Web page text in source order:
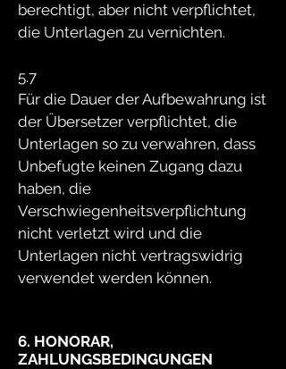
berechtigt, aber nicht verpflichtet,
die Unterlagen zu vernichten.
5.7
Für die Dauer der Aufbewahrung ist
der Übersetzer verpflichtet, die
Unterlagen so zu verwahren, dass
Unbefugte keinen Zugang dazu
haben, die
Verschwiegenheitsverpflichtung
nicht verletzt wird und die
Unterlagen nicht vertragswidrig
verwendet werden können.
6. HONORAR,
ZAHLUNGSBEDINGUNGEN